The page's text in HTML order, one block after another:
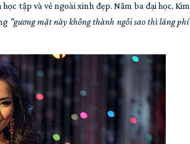
tập và vẻ ngoài xinh đẹp. Năm ba đại học,
"gương mặt này không thành ngôi sao thì lãng